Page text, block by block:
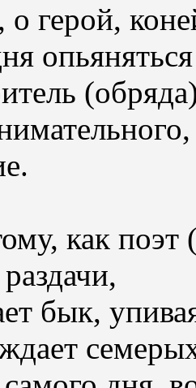
о герой,
как поэт
бык,